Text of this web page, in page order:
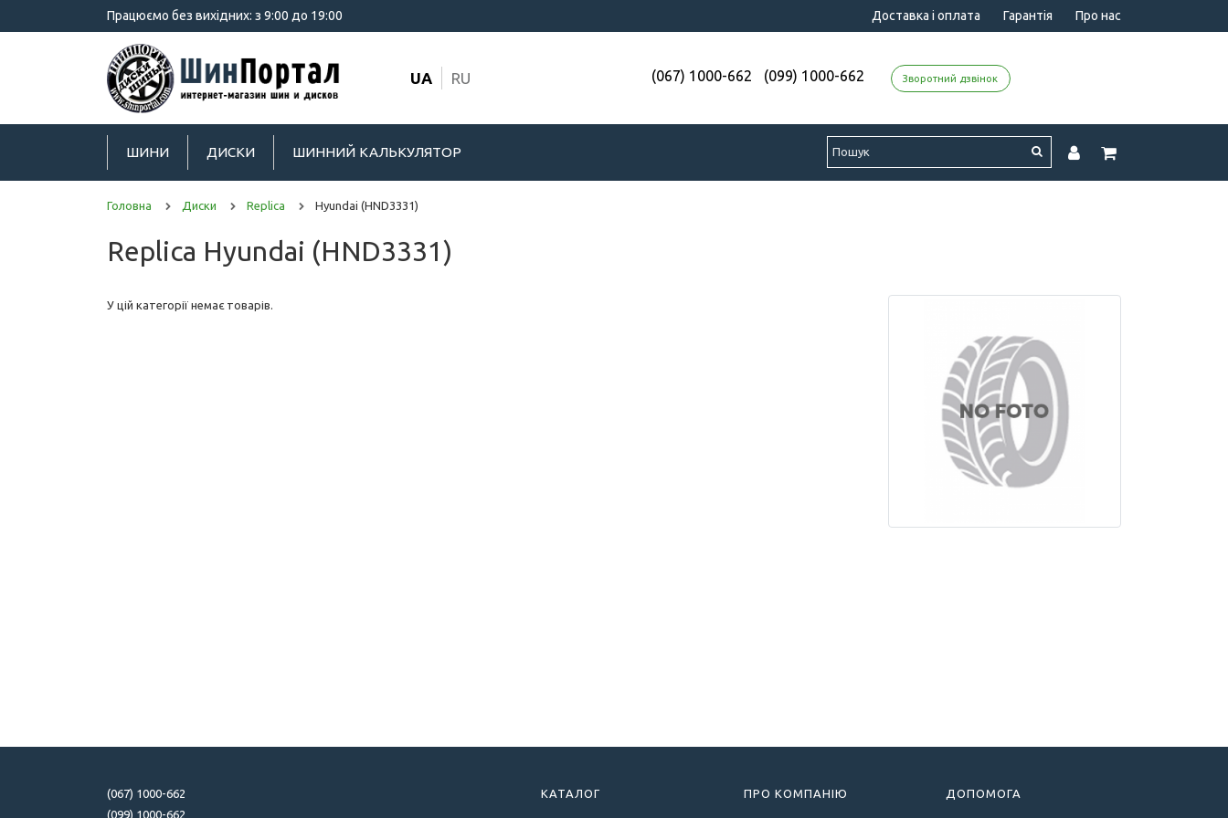
Працюємо без вихідних: з 9:00 до 19:00 Доставка і оплата Гарантія Про нас
UA RU (067) 1000-662 (099) 1000-662 Зворотний дзвінок
ШИНИ ДИСКИ ШИННИЙ КАЛЬКУЛЯТОР
Головна Диски Replica Hyundai (HND3331)
Replica Hyundai (HND3331)
У цій категорії немає товарів.
(067) 1000-662
(099) 1000-662
КАТАЛОГ ПРО КОМПАНІЮ ДОПОМОГА